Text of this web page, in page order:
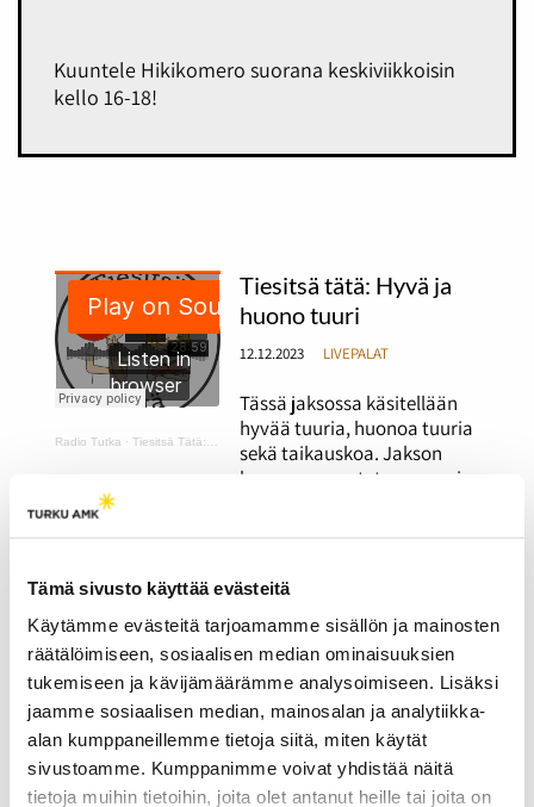
Tämä sivusto käyttää evästeitä
Käytämme evästeitä tarjoamamme sisällön ja mainosten
räätälöimiseen, sosiaalisen median ominaisuuksien
tukemiseen ja kävijämäärämme analysoimiseen. Lisäksi
jaamme sosiaalisen median, mainosalan ja analytiikka-
alan kumppaneillemme tietoja siitä, miten käytät
sivustoamme. Kumppanimme voivat yhdistää näitä
tietoja muihin tietoihin, joita olet antanut heille tai joita on
Kuuntele Hikikomero suorana keskiviikkoisin
kello 16-18!
Radio Tutka ·Tiesitsä Tätä: hyvä ja huono tuuri
Tiesitsä tätä: Hyvä ja
huono tuuri
12.12.2023 LIVEPALAT
Tässä jaksossa käsitellään
hyvää tuuria, huonoa tuuria
sekä taikauskoa. Jakson
lopussa raaputetaan arpoja
Radio Tutka· Tiesitsä Tätä: harmaus ja Disneyn synttärit
Tiesitsä tätä: Syksyn
synttärit
12.12.2023 LIVEPALAT
Jaksossa puhutaan syksyn
harmaudesta ja
kaamosmasennuksesta
sekä käydään läpi faktoja